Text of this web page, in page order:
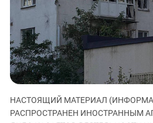
КАВКАЗ
Дагестан
Ингушетия
Кабардино-Балкария
Калмыкия
Карачаево-Черкесия
Краснодарский край
НАСТОЯЩИЙ МАТЕРИАЛ
РАСПРОСТРАНЕН ИНОСТРАННЫМ